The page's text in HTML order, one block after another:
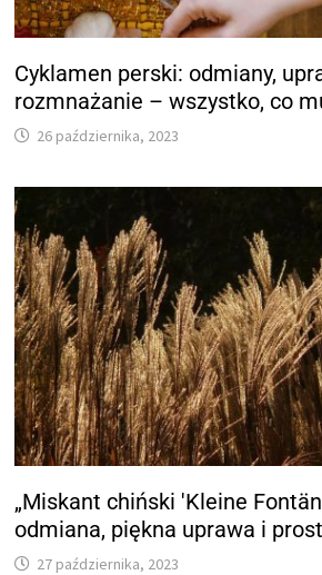
Cyklamen perski: odmiany,
rozmnażanie – wszystko, co
26 października, 2023
„Miskant chiński 'Kleine
odmiana, piękna uprawa i
27 października, 2023